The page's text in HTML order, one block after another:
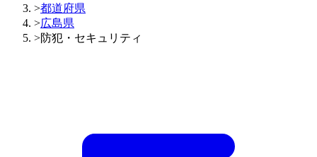
>都道府県
>広島県
>防犯・セキュリティ